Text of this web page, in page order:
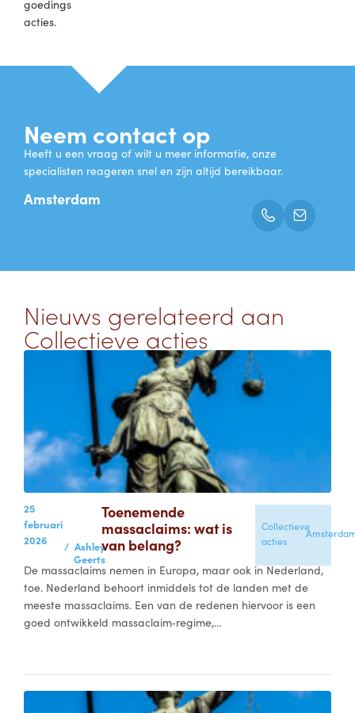
goedings
acties.
Neem contact op
Heeft u een vraag of wilt u meer informatie, onze
specialisten reageren snel en zijn altijd bereikbaar.
Amsterdam
Nieuws gerelateerd aan
Collectieve acties
25
februari
2026
/ Ashley
Geerts
Toenemende
massaclaims: wat is
van belang?
Collectieve
acties
De massaclaims nemen in Europa, maar ook in Nederland,
toe. Nederland behoort inmiddels tot de landen met de
meeste massaclaims. Een van de redenen hiervoor is een
goed ontwikkeld massaclaim‑regime,...